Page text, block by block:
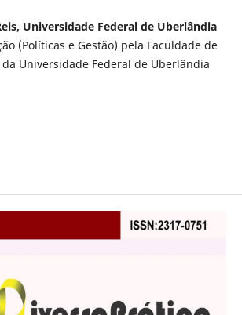
Universidade Federal de Uberlândia
(Políticas e Gestão) pela Faculdade de
da Universidade Federal de Uberlândia